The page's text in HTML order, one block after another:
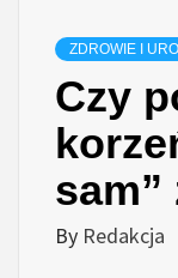
ZDROWIE I
Czy
sam”
By Redakcja